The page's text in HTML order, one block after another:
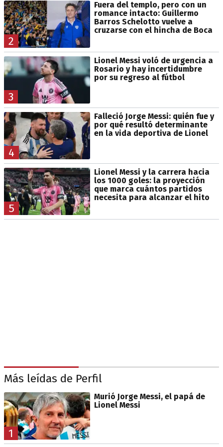
2
Fuera del templo, pero con un
romance intacto: Guillermo
Barros Schelotto vuelve a
cruzarse con el hincha de Boca
3
Lionel Messi voló de urgencia a
Rosario y hay incertidumbre
por su regreso al fútbol
4
Falleció Jorge Messi: quién fue y
por qué resultó determinante
en la vida deportiva de Lionel
5
Lionel Messi y la carrera hacia
los 1000 goles: la proyección
que marca cuántos partidos
necesita para alcanzar el hito
Más leídas de Perfil
1
Murió Jorge Messi, el papá de
Lionel Messi